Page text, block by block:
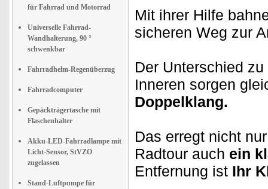
für Fahrrad und Motorrad
Universelle Fahrrad-
Wandhalterung, 90 °
schwenkbar
Fahrradhelm-Regenüberzug
Fahrradcomputer
Gepäckträgertasche mit
Flaschenhalter
Akku-LED-Fahrradlampe mit
Licht-Sensor, StVZO
zugelassen
Stand-Luftpumpe für
Mit ihrer Hilfe
sicheren Weg zur
Der Unterschied
Inneren sorgen
Doppelklang.
Das erregt nicht
Radtour auch ein
Entfernung ist Ihr